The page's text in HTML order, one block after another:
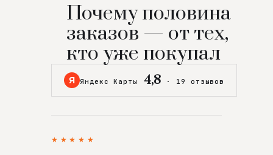
Почему половина
заказов — от тех,
кто уже покупал
Я Яндекс Карты 4,8 · 19 отзывов
★★★★★